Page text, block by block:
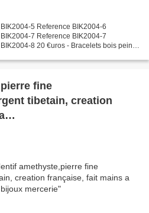
5 Reference BIK2004-6
7 Reference BIK2004-7
8 20 €uros - Bracelets bois peints
fine
tibetain, creation